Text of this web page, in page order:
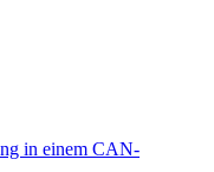
in einem CAN-